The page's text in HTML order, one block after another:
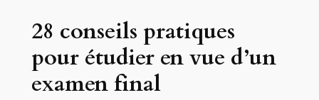
28 conseils pratiques
pour étudier en vue d’un
examen final